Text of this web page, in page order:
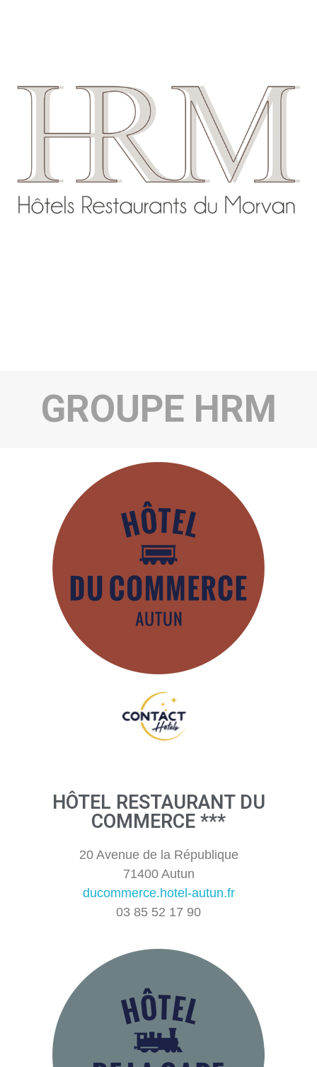
GROUPE HRM
HÔTEL RESTAURANT DU
COMMERCE ***
20 Avenue de la République
71400 Autun
ducommerce.hotel-autun.fr
03 85 52 17 90